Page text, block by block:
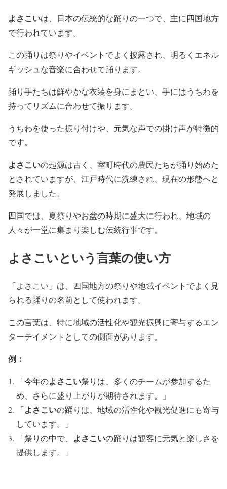
よさこいは、日本の伝統的な踊りの一つで、主に四国地方
で行われています。
この踊りは祭りやイベントでよく披露され、明るくエネル
ギッシュな音楽に合わせて踊ります。
踊り手たちは鮮やかな衣装を身にまとい、手にはうちわを
持ってリズムに合わせて振ります。
うちわを使った振り付けや、元気な声での掛け声が特徴的
です。
よさこいの起源は古く、室町時代の農民たちが踊り始めた
とされていますが、江戸時代に洗練され、現在の形態へと
発展しました。
四国では、夏祭りやお盆の時期に盛大に行われ、地域の
人々が一堂に集まり楽しむ伝統行事です。
よさこいという言葉の使い方
「よさこい」は、四国地方の祭りや地域イベントでよく見
られる踊りの名前として使われます。
この言葉は、特に地域の活性化や観光振興に寄与するエン
ターテイメントとしての側面があります。
例：
「今年のよさこい祭りは、多くのチームが参加するた
め、さらに盛り上がりが期待されます。」
「よさこいの踊りは、地域の活性化や観光促進にも寄与
しています。」
「祭りの中で、 よさこいの踊りは観客に元気と楽しさを
提供します。」